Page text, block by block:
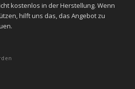
kostenlos in der Herstellung. Wenn
hilft uns das, das Angebot zu